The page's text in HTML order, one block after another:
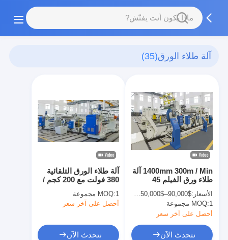
آلة طلاء الورق(35)
آلة طلاء الورق التلقائية
380 فولت مع 200 كجم /
MOQ:1 مجموعة
أحصل على آخر سعر
نتحدث الآن
1400mm 300m / Min آلة
طلاء ورق الفيلم 45
ميكرون سمك الطلاء
الأسعار:$90,000--$450,000/set
MOQ:1 مجموعة
أحصل على آخر سعر
نتحدث الآن